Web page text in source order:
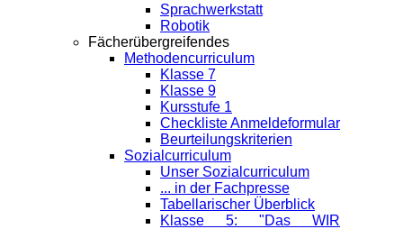
Sprachwerkstatt
Robotik
Fächerübergreifendes
Methodencurriculum
Klasse 7
Klasse 9
Kursstufe 1
Checkliste Anmeldeformular
Beurteilungskriterien
Sozialcurriculum
Unser Sozialcurriculum
... in der Fachpresse
Tabellarischer Überblick
Klasse 5: "Das WIR